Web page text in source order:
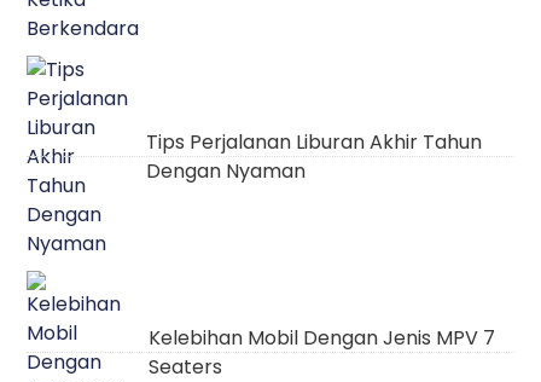
Tips Perjalanan Liburan Akhir Tahun
Dengan Nyaman
Kelebihan Mobil Dengan Jenis MPV 7
Seaters